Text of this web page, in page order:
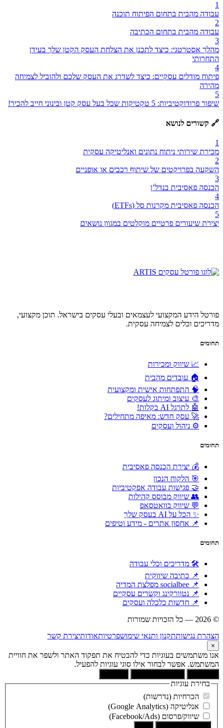
1
עבודה מהבית בתחום הפיתוח תוכנה
2
עבודה מהבית בתחום הכתיבה
3
מהלך אסטרטגי: כיצד לתכנן את הצלחת העסק הקטן שלך בעידן
התחרותי
4
פיתוח מודלים עסקיים: כיצד לשדרג את העסק שלכם ולהוביל לצמיחה
מהירה
5
שיפור פרודוקטיביות: 5 טקטיקות שכל בעל עסק קטן ובינוני חייב להכיר!
🔗 קשורים לנושא
1
מכירת שירותי ניתוח נתונים ואנליטיקה עסקית
2
השקעה בפרויקטים של שיתוף רכבים או אופניים
3
הכנסה פאסיבית בנדלʼן
4
הכנסה פאסיבית מקרנות סל (ETFs)
5
יצירת שיעורים פרטיים מוקלטים במגוון נושאים
פורטל הידע המקצועי לעצמאים ובעלי עסקים בישראל. תוכן מקצועי,
מדריכים וכלים לצמיחה עסקית.
תחומים
📈 שיווק ומכירות
🏠 עובדים מהבית
🧠 התפתחות אישית ומקצועית
🎨 עיצוב ומיתוג לעסקים
🤖 לתרגל AI בקלות!
🚀 עסק חדש: מאיפה מתחילים?
⚙️ ניהול ועסקים
תחומים
💰 יצירת הכנסה פאסיבית
🎯 הלקוח הנכון
🤝 פגישות עבודה אפקטיביות
👥 שיווק מבוסס קהילות
💬 שיווק בוואטסאפ
✨ הכל על AI בעסק שלך
📌 אחסון אתרים - מידע וטיפים
תחומים
🛠 מדריכים וכלי עבודה
📌 כתיבה שיווקית
📌 socialbee מפלצת המדיה
📌 נטוורקינג וקשרים עסקיים
📌 חדשות כלכלה ועסקים
© 2026 — כל הזכויות שמורות
הצהרת נגישותתקנון ותנאי שימושפרטיותאודותיצירת קשר
×
אנו משתמשים בעוגיות כדי להבטיח את תפקוד האתר ולשפר את חוויית
המשתמש. אפשר לבחור אילו סוגי עוגיות להפעיל.
בחירת עוגיות
הכרחיות (נדרשות)
אנליטיקה (Google Analytics)
שיווק/פרסום (Facebook/Ads)